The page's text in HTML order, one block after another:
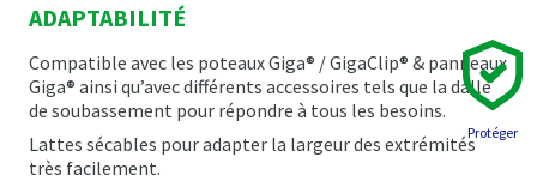
Protéger
ADAPTABILITÉ
Compatible avec les poteaux Giga® / GigaClip® & panneaux
Giga® ainsi qu’avec différents accessoires tels que la dalle
de soubassement pour répondre à tous les besoins.
Lattes sécables pour adapter la largeur des extrémités
très facilement.